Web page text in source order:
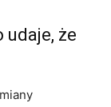
udaje, że